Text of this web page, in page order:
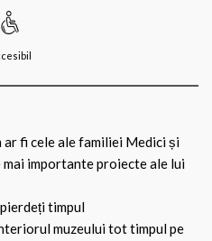
ar fi cele ale familiei Medici și
importante proiecte ale lui
timpul
muzeului tot timpul pe